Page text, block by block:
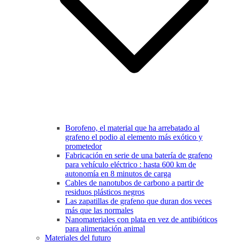
Borofeno, el material que ha arrebatado al
grafeno el podio al elemento más exótico y
prometedor
Fabricación en serie de una batería de grafeno
para vehículo eléctrico : hasta 600 km de
autonomía en 8 minutos de carga
Cables de nanotubos de carbono a partir de
residuos plásticos negros
Las zapatillas de grafeno que duran dos veces
más que las normales
Nanomateriales con plata en vez de antibióticos
para alimentación animal
Materiales del futuro